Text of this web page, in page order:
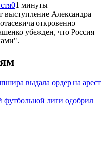
01 минуты
выступление Александра
откровенно
убежден, что Россия
выдала ордер на арест
футбольной лиги одобрил